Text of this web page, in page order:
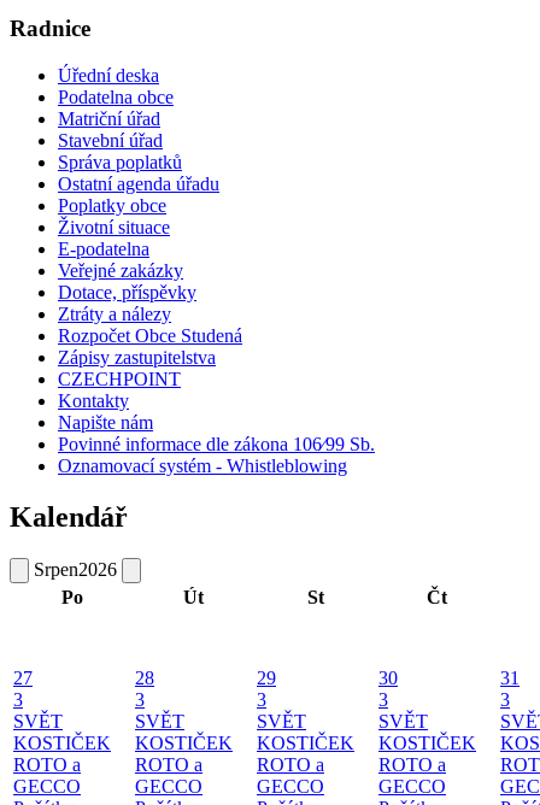
Radnice
Úřední deska
Podatelna obce
Matriční úřad
Stavební úřad
Správa poplatků
Ostatní agenda úřadu
Poplatky obce
Životní situace
E-podatelna
Veřejné zakázky
Dotace, příspěvky
Ztráty a nálezy
Rozpočet Obce Studená
Zápisy zastupitelstva
CZECHPOINT
Kontakty
Napište nám
Povinné informace dle zákona 106⁄99 Sb.
Oznamovací systém - Whistleblowing
Kalendář
Srpen2026
Po
Út St Čt
27
3
SVĚT
KOSTIČEK
ROTO a
GECCO
28
3
SVĚT
KOSTIČEK
ROTO a
GECCO
29
3
SVĚT
KOSTIČEK
ROTO a
GECCO
30
3
SVĚT
KOSTIČEK
ROTO a
GECCO
31
3